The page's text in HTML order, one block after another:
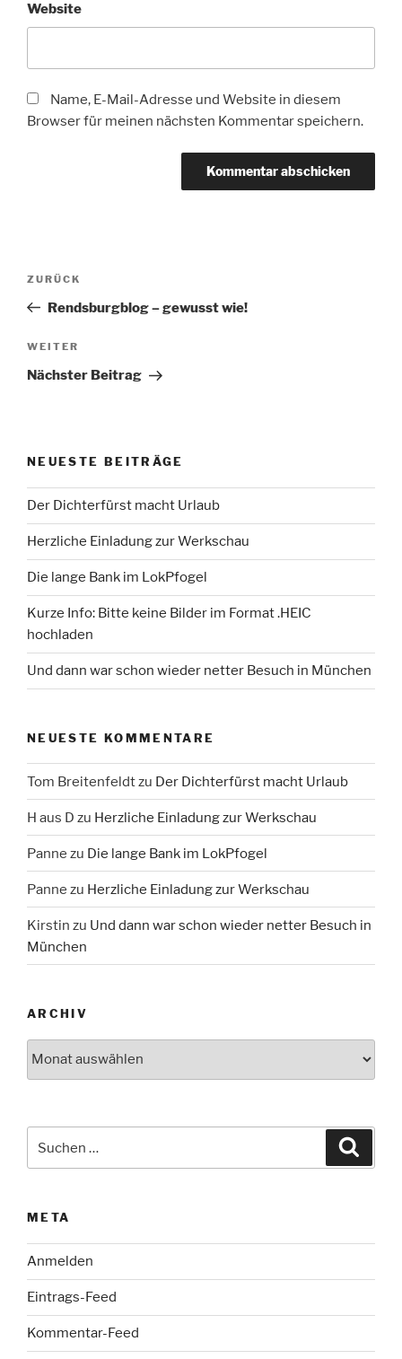
Website
Name, E-Mail-Adresse und Website in diesem
Browser für meinen nächsten Kommentar speichern.
Beitragsnavigation
Vorheriger
Beitrag
ZURÜCK
Rendsburgblog – gewusst wie!
Nächster
Beitrag
WEITER
Nächster Beitrag
NEUESTE BEITRÄGE
Der Dichterfürst macht Urlaub
Herzliche Einladung zur Werkschau
Die lange Bank im LokPfogel
Kurze Info: Bitte keine Bilder im Format .HEIC
hochladen
Und dann war schon wieder netter Besuch in München
NEUESTE KOMMENTARE
Tom Breitenfeldtzu Der Dichterfürst macht Urlaub
H aus D zu Herzliche Einladung zur Werkschau
Panne zu Die lange Bank im LokPfogel
Panne zu Herzliche Einladung zur Werkschau
Kirstin zu Und dann war schon wieder netter Besuch in
München
ARCHIV
nach:
META
Anmelden
Eintrags-Feed
Kommentar-Feed